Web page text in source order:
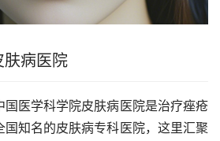
肤病医院
医学科学院皮肤病医院是治疗痤疮
国知名的皮肤病专科医院，这里汇聚